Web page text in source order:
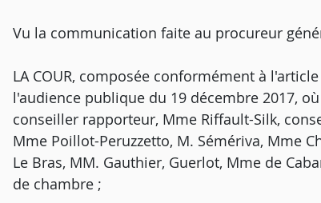
Vu la communication faite au procureur
LA COUR, composée conformément à
l'audience publique du 19 décembre 2017,
conseiller rapporteur, Mme Riffault-Silk,
Mme Poillot-Peruzzetto, M. Sémériva, Mme
Le Bras, MM. Gauthier, Guerlot, Mme de
de chambre ;